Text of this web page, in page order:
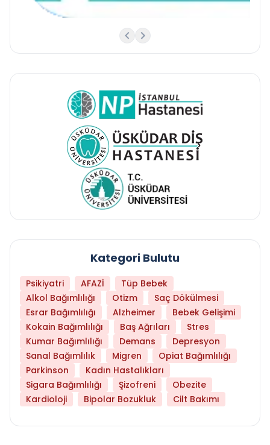
Kategori Bulutu
Psikiyatri AFAZİ
Tüp Bebek
Alkol Bağımlılığı
Otizm
Saç Dökülmesi
Esrar Bağımlılığı
Alzheimer
Bebek Gelişimi
Kokain Bağımlılığı
Baş Ağrıları
Stres
Kumar Bağımlılığı
Demans
Depresyon
Sanal Bağımlılık
Migren
Opiat Bağımlılığı
Parkinson
Kadın Hastalıkları
Sigara Bağımlılığı
Şizofreni
Obezite
Kardioloji
Bipolar Bozukluk Cilt Bakımı